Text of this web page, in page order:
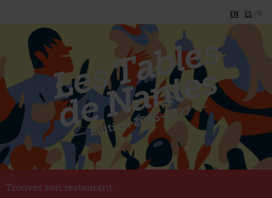
EN ES FR
Trouver son restaurant...